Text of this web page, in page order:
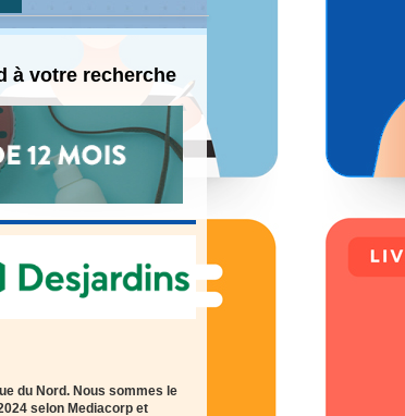
à votre recherche
du Nord. Nous sommes le
selon Mediacorp et